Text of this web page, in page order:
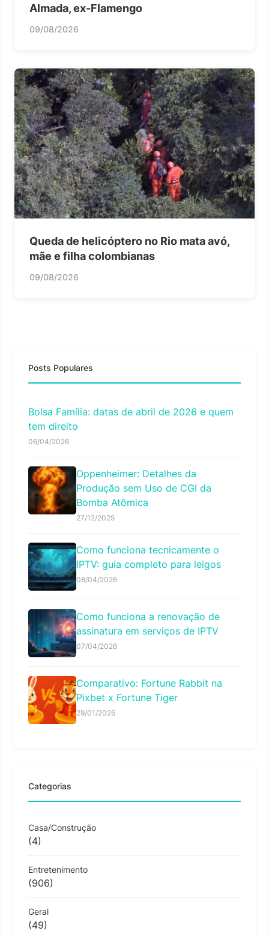
Almada, ex-Flamengo
09/08/2026
Queda de helicóptero no Rio mata avó,
mãe e filha colombianas
09/08/2026
Posts Populares
Bolsa Família: datas de abril de 2026 e quem
tem direito
06/04/2026
Oppenheimer: Detalhes da
Produção sem Uso de CGI da
Bomba Atômica
27/12/2025
Como funciona tecnicamente o
IPTV: guia completo para leigos
08/04/2026
Como funciona a renovação de
assinatura em serviços de IPTV
07/04/2026
Comparativo: Fortune Rabbit na
Pixbet x Fortune Tiger
29/01/2026
Categorias
Casa/Construção
(4)
Entretenimento
(906)
Geral
(49)